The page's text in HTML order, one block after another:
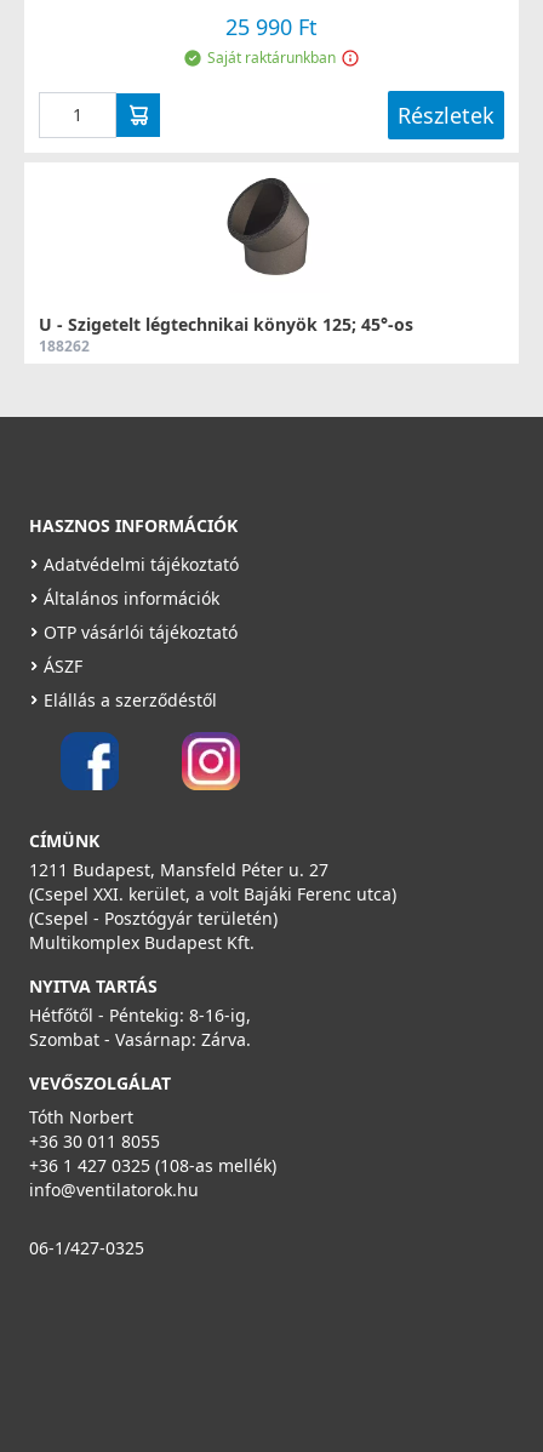
25 990 Ft
Saját raktárunkban
Részletek
U - Szigetelt légtechnikai könyök 125; 45°-os
188262
U - Szigetelt csőkapocs / csőtoldó 125 mm
3 990 Ft
HASZNOS INFORMÁCIÓK
Adatvédelmi tájékoztató
Általános információk
OTP vásárlói tájékoztató
ÁSZF
Elállás a szerződéstől
CÍMÜNK
1211 Budapest, Mansfeld Péter u. 27
(Csepel XXI. kerület, a volt Bajáki Ferenc utca)
(Csepel - Posztógyár területén)
Multikomplex Budapest Kft.
NYITVA TARTÁS
Hétfőtől - Péntekig: 8-16-ig,
Szombat - Vasárnap: Zárva.
VEVŐSZOLGÁLAT
Tóth Norbert
+36 30 011 8055
+36 1 427 0325 (108-as mellék)
info@ventilatorok.hu
06-1/427-0325